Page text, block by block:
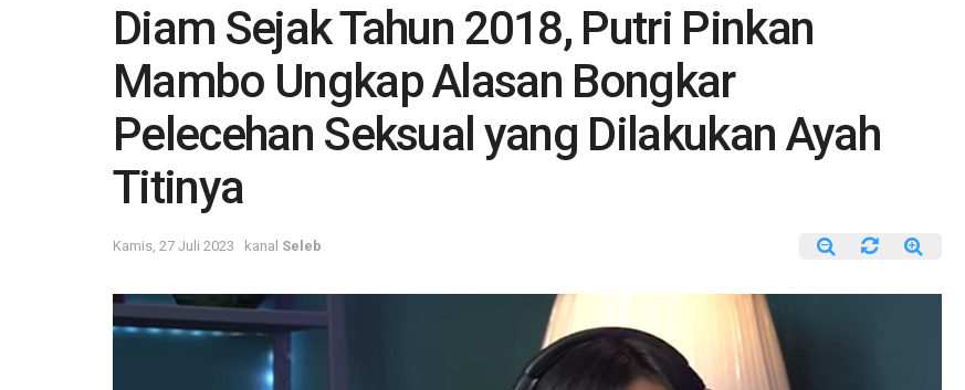
Diam Sejak Tahun 2018, Putri Pinkan
Mambo Ungkap Alasan Bongkar
Pelecehan Seksual yang Dilakukan Ayah
Titinya
Kamis, 27 Juli 2023 kanal Seleb